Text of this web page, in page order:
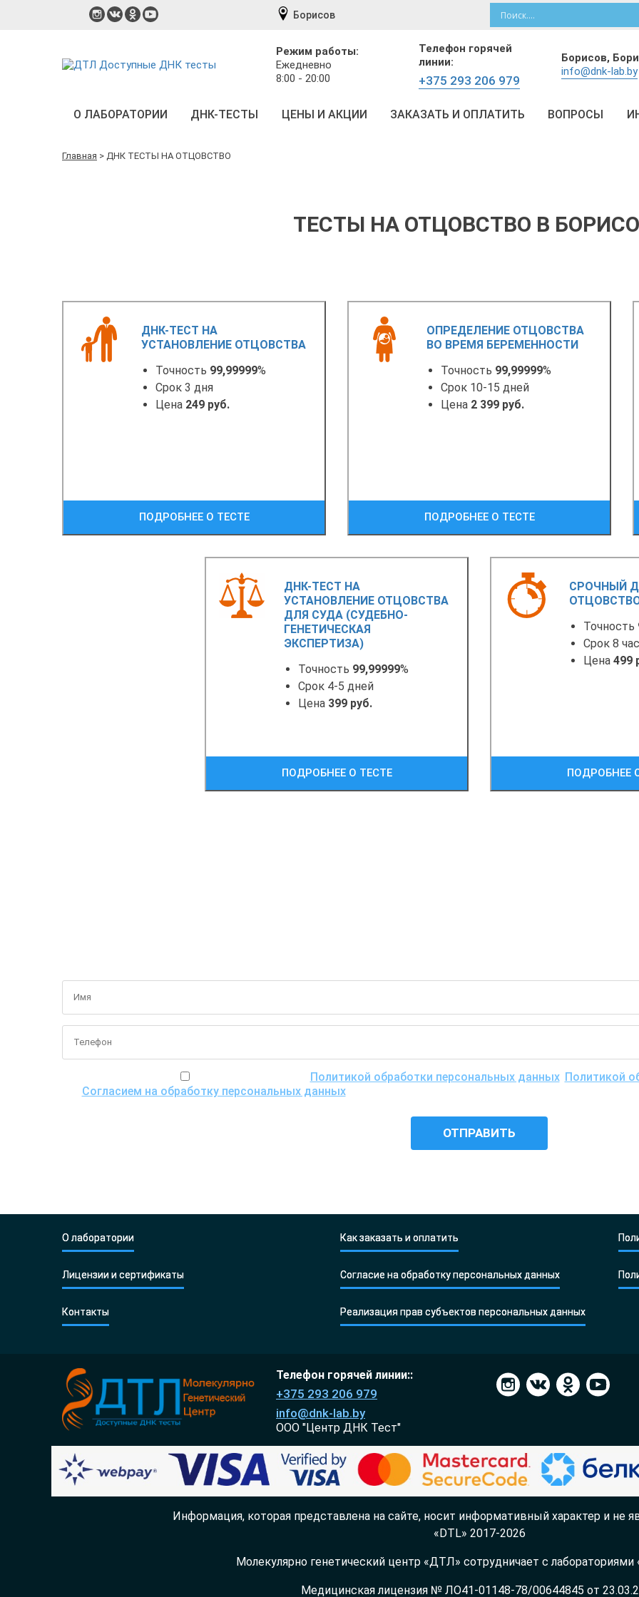
Борисов
Режим работы:
Ежедневно
8:00 - 20:00
Телефон горячей
линии:
+375 293 206 979
Борисов,
info@dnk-lab.by
О ЛАБОРАТОРИИ ДНК-ТЕСТЫ ЦЕНЫ И АКЦИИ ЗАКАЗАТЬ И ОПЛАТИТЬ ВОПРОСЫ
Главная > ДНК ТЕСТЫ НА ОТЦОВСТВО
ТЕСТЫ НА ОТЦОВСТВО В
ДНК-ТЕСТ НА
УСТАНОВЛЕНИЕ ОТЦОВСТВА
Точность 99,99999%
Срок 3 дня
Цена 249 руб.
ПОДРОБНЕЕ О ТЕСТЕ
ОПРЕДЕЛЕНИЕ ОТЦОВСТВА
ВО ВРЕМЯ БЕРЕМЕННОСТИ
Точность 99,99999%
Срок 10-15 дней
Цена 2 399 руб.
ПОДРОБНЕЕ О ТЕСТЕ
ДНК-ТЕСТ НА
УСТАНОВЛЕНИЕ ОТЦОВСТВА
ДЛЯ СУДА (СУДЕБНО-
ГЕНЕТИЧЕСКАЯ
ЭКСПЕРТИЗА)
Точность 99,99999%
Срок 4-5 дней
Цена 399 руб.
ПОДРОБНЕЕ О ТЕСТЕ
СРОЧНЫЙ
Точность
Срок 8
Цена 499
ПОДРОБНЕЕ
Я ознакомился(ась) с Политикой обработки персональных данных, Политикой
Согласием на обработку персональных данных, понимаю цели обработки моих персональных
О лаборатории Как заказать и оплатить
Лицензии и сертификаты Согласие на обработку персональных данных
Контакты Реализация прав субъектов персональных данных
Телефон горячей линии::
+375 293 206 979
info@dnk-lab.by
ООО "Центр ДНК Тест"
Информация, которая представлена на сайте, носит информативный характер и не
«DTL» 2017-2026
Молекулярно генетический центр «ДТЛ» сотрудничает с лабораториями
Медицинская лицензия № ЛО41-01148-78/00644845 от